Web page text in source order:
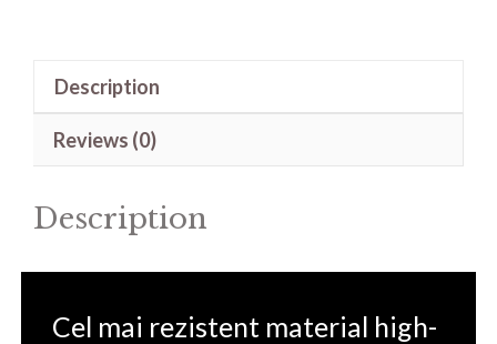
Description
Reviews (0)
Description
Cel mai rezistent material high-